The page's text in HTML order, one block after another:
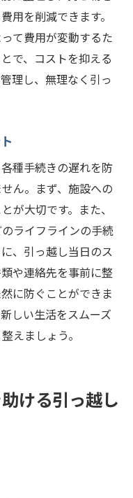
用を削減できます。
て費用が変動するた
で、コストを抑える
理し、無理なく引っ
種手続きの遅れを防
ん。まず、施設への
が大切です。また、
ライフラインの手続
、引っ越し当日のス
や連絡先を事前に整
に防ぐことができま
しい生活をスムーズ
えましょう。
ける引っ越し